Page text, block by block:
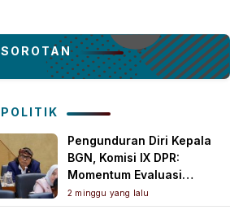
SOROTAN
POLITIK
Pengunduran Diri Kepala
BGN, Komisi IX DPR:
Momentum Evaluasi
Menyeluruh Program MBG
2 minggu yang lalu